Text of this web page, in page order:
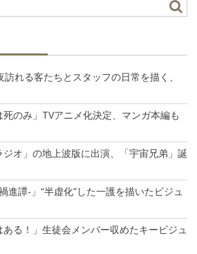
れる客たちとスタッフの日常を描く、
死のみ」TVアニメ化決定、マンガ本編も
オ」の地上波版に出演、「宇宙兄弟」誕
進譚-」“半虚化”した一護を描いたビジュ
る！」生徒会メンバー収めたキービジュ